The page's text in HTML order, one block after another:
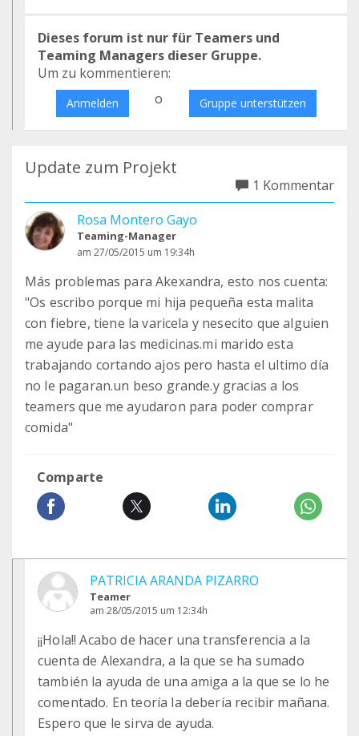
Dieses forum ist nur für Teamers und
Teaming Managers dieser Gruppe.
Um zu kommentieren:
Anmelden o Gruppe unterstützen
Update zum Projekt
1 Kommentar
Rosa Montero Gayo
Teaming-Manager
am 27/05/2015 um 19:34h
Más problemas para Akexandra, esto nos cuenta:
"Os escribo porque mi hija pequeña esta malita
con fiebre, tiene la varicela y nesecito que alguien
me ayude para las medicinas.mi marido esta
trabajando cortando ajos pero hasta el ultimo día
no le pagaran.un beso grande.y gracias a los
teamers que me ayudaron para poder comprar
comida"
Comparte
PATRICIA ARANDA PIZARRO
Teamer
am 28/05/2015 um 12:34h
¡¡Hola!! Acabo de hacer una transferencia a la
cuenta de Alexandra, a la que se ha sumado
también la ayuda de una amiga a la que se lo he
comentado. En teoría la debería recibir mañana.
Espero que le sirva de ayuda.